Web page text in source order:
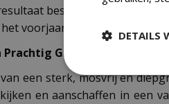
besproei je het
voorjaar (maart/april),
Gazon
een sterk, mosvrij en
en aanschaffen in een
DETAILS